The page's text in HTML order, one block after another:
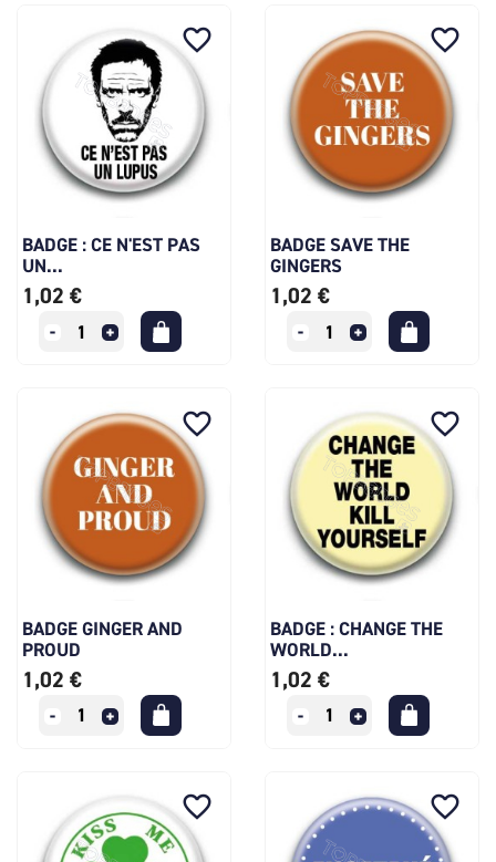
BADGE : CE N'EST PAS
UN...
1,02 €
favorite_border
BADGE SAVE THE
GINGERS
1,02 €
favorite_border
BADGE GINGER AND
PROUD
1,02 €
favorite_border
BADGE : CHANGE THE
WORLD...
1,02 €
favorite_border
favorite_border favorite_border